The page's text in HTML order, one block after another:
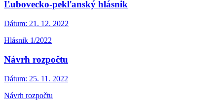
Ľubovecko-pekľanský hlásnik
Dátum: 21. 12. 2022
Hlásnik 1/2022
Návrh rozpočtu
Dátum: 25. 11. 2022
Návrh rozpočtu